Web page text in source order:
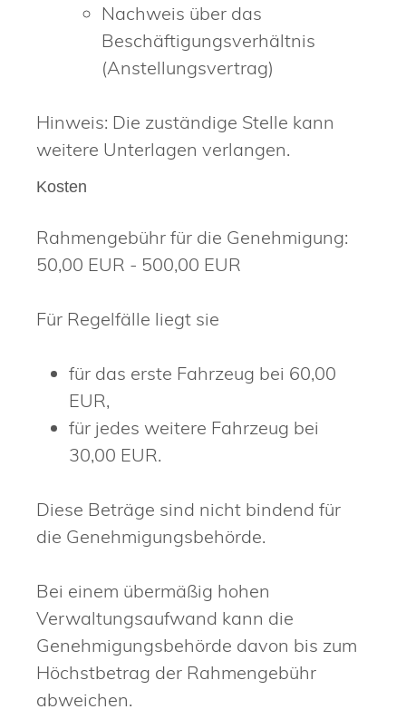
Nachweis über das
Beschäftigungsverhältnis
(Anstellungsvertrag)
Hinweis: Die zuständige Stelle kann
weitere Unterlagen verlangen.
Kosten
Rahmengebühr für die Genehmigung:
50,00 EUR - 500,00 EUR
Für Regelfälle liegt sie
für das erste Fahrzeug bei 60,00
EUR,
für jedes weitere Fahrzeug bei
30,00 EUR.
Diese Beträge sind nicht bindend für
die Genehmigungsbehörde.
Bei einem übermäßig hohen
Verwaltungsaufwand kann die
Genehmigungsbehörde davon bis zum
Höchstbetrag der Rahmengebühr
abweichen.